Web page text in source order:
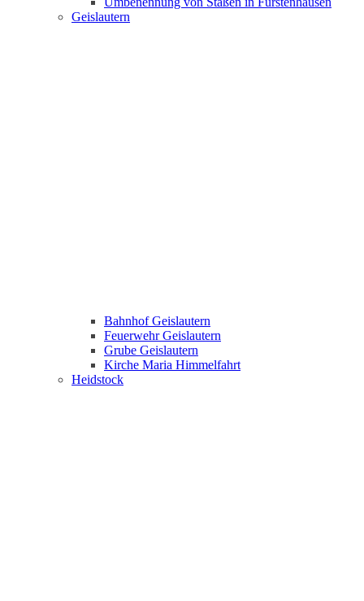
Geislautern
Bahnhof Geislautern
Feuerwehr Geislautern
Grube Geislautern
Kirche Maria Himmelfahrt
Heidstock